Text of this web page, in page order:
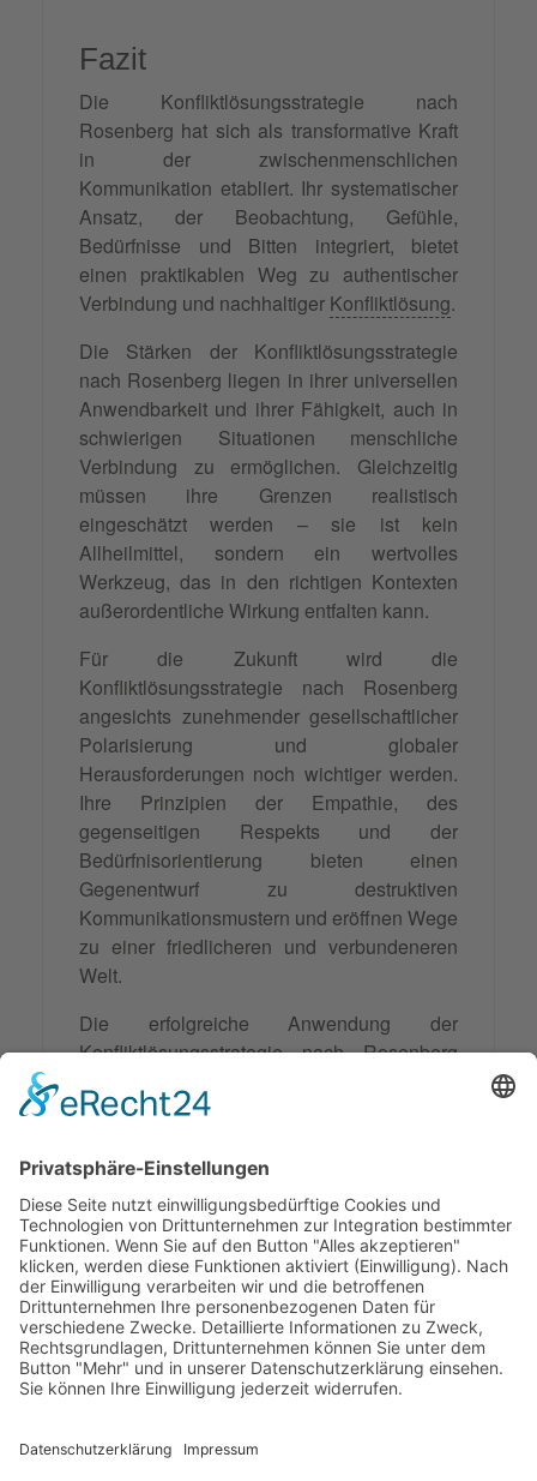
Fazit
Die Konfliktlösungsstrategie nach
Rosenberg hat sich als transformative Kraft
in der zwischenmenschlichen
Kommunikation etabliert. Ihr systematischer
Ansatz, der Beobachtung, Gefühle,
Bedürfnisse und Bitten integriert, bietet
einen praktikablen Weg zu authentischer
Verbindung und nachhaltiger Konfliktlösung.
Die Stärken der Konfliktlösungsstrategie
nach Rosenberg liegen in ihrer universellen
Anwendbarkeit und ihrer Fähigkeit, auch in
schwierigen Situationen menschliche
Verbindung zu ermöglichen. Gleichzeitig
müssen ihre Grenzen realistisch
eingeschätzt werden – sie ist kein
Allheilmittel, sondern ein wertvolles
Werkzeug, das in den richtigen Kontexten
außerordentliche Wirkung entfalten kann.
Für die Zukunft wird die
Konfliktlösungsstrategie nach Rosenberg
angesichts zunehmender gesellschaftlicher
Polarisierung und globaler
Herausforderungen noch wichtiger werden.
Ihre Prinzipien der Empathie, des
gegenseitigen Respekts und der
Bedürfnisorientierung bieten einen
Gegenentwurf zu destruktiven
Kommunikationsmustern und eröffnen Wege
zu einer friedlicheren und verbundeneren
Welt.
Die erfolgreiche Anwendung der
Konfliktlösungsstrategie nach Rosenberg
zur persönlichen Entwicklung. Doch die
Beziehungen, effektiverer
und einem erfüllteren Leben in Verbindung
mit anderen Menschen.
Synonyme: 4-Schritte-Methode
© 2026 Frank Hartung Ihr Mediator bei Konflikten in Familie,